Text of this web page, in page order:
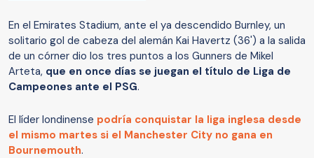
En el Emirates Stadium, ante el ya descendido Burnley, un
solitario gol de cabeza del alemán Kai Havertz (36') a la salida
de un córner dio los tres puntos a los Gunners de Mikel
Arteta, que en once días se juegan el título de Liga de
Campeones ante el PSG.
El líder londinense podría conquistar la liga inglesa desde
el mismo martes si el Manchester City no gana en
Bournemouth.